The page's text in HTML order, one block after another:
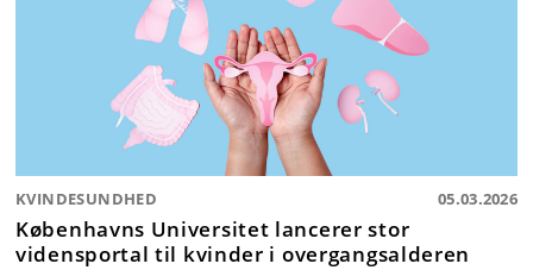
KVINDESUNDHED 05.03.2026
Københavns Universitet lancerer stor
vidensportal til kvinder i overgangsalderen